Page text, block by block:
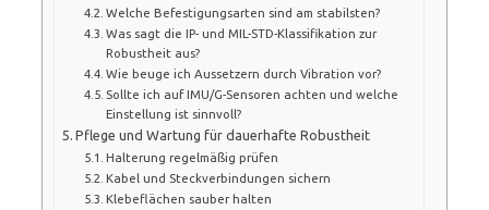
Welche Befestigungsarten sind am stabilsten?
Was sagt die IP- und MIL-STD-Klassifikation zur
Robustheit aus?
Wie beuge ich Aussetzern durch Vibration vor?
Sollte ich auf IMU/G-Sensoren achten und welche
Einstellung ist sinnvoll?
Pflege und Wartung für dauerhafte Robustheit
Halterung regelmäßig prüfen
Kabel und Steckverbindungen sichern
Klebeflächen sauber halten